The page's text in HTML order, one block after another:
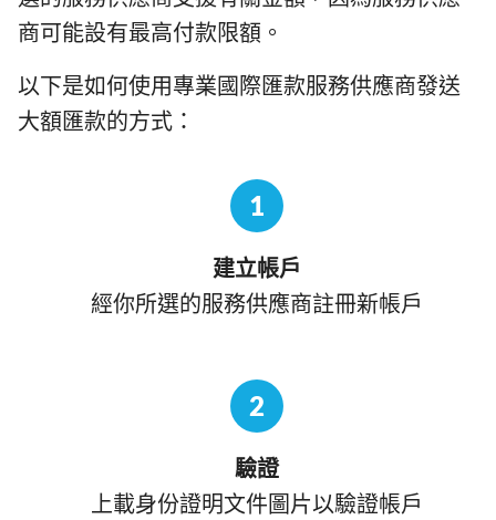
商可能設有最高付款限額。
以下是如何使用專業國際匯款服務供應商發送
大額匯款的方式：
1
建立帳戶
經你所選的服務供應商註冊新帳戶
2
驗證
上載身份證明文件圖片以驗證帳戶